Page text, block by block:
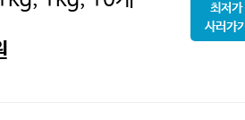
최저가
사러가기